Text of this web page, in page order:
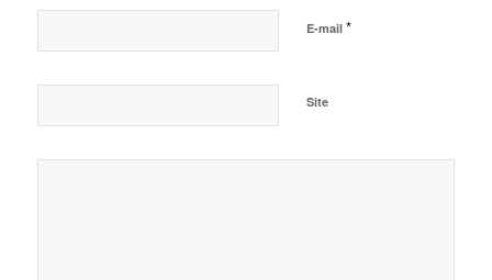
E-mail *
Site